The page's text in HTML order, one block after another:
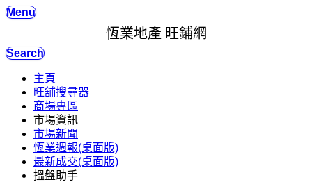
Menu
恆業地產 旺鋪網
Search
主頁
旺舖搜尋器
商場專區
市場資訊
市場新聞
恆業週報(桌面版)
最新成交(桌面版)
搵盤助手